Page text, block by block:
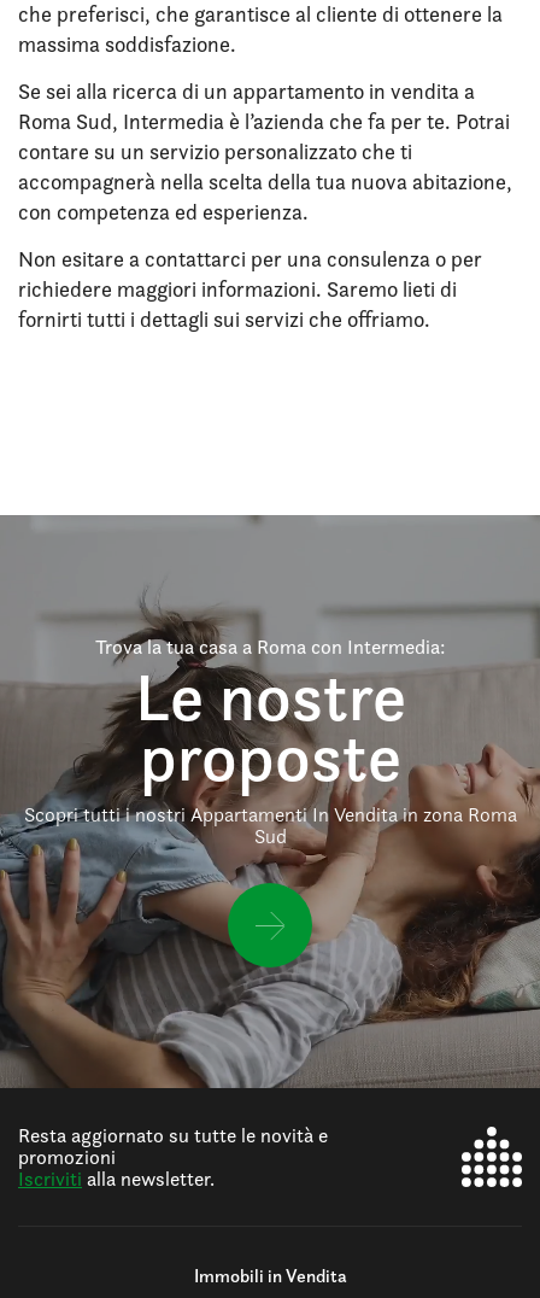
che preferisci, che garantisce al cliente di ottenere la
massima soddisfazione.
Se sei alla ricerca di un appartamento in vendita a
Roma Sud, Intermedia è l’azienda che fa per te. Potrai
contare su un servizio personalizzato che ti
accompagnerà nella scelta della tua nuova abitazione,
con competenza ed esperienza.
Non esitare a contattarci per una consulenza o per
richiedere maggiori informazioni. Saremo lieti di
fornirti tutti i dettagli sui servizi che offriamo.
Trova la tua casa a Roma con Intermedia:
Le nostre
proposte
Scopri tutti i nostri Appartamenti In Vendita in zona Roma
Sud
Resta aggiornato su tutte le novità e
promozioni
Iscriviti alla newsletter.
Immobili in Vendita